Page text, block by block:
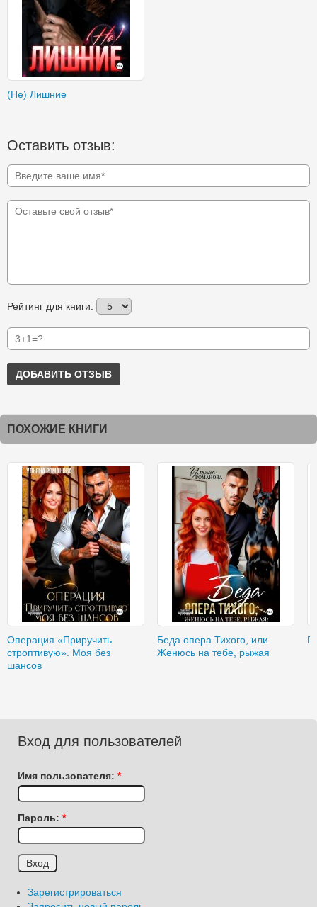
(Не) Лишние
Оставить отзыв:
Рейтинг для книги:
ДОБАВИТЬ ОТЗЫВ
ПОХОЖИЕ КНИГИ
Операция «Приручить
строптивую». Моя без
шансов
Беда опера Тихого, или
Женюсь на тебе, рыжая
Вход для пользователей
Имя пользователя: *
Пароль: *
Зарегистрироваться